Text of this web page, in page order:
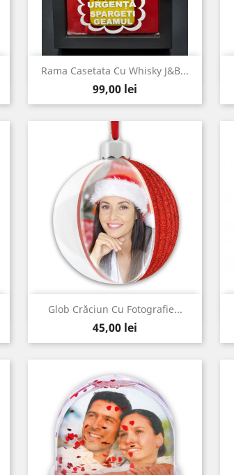
Rama Casetata Cu Whisky J&B...
Pret
99,00 lei
Vizualizare rapida
Glob Crăciun Cu Fotografie...
Pret
45,00 lei
Vizualizare rapida